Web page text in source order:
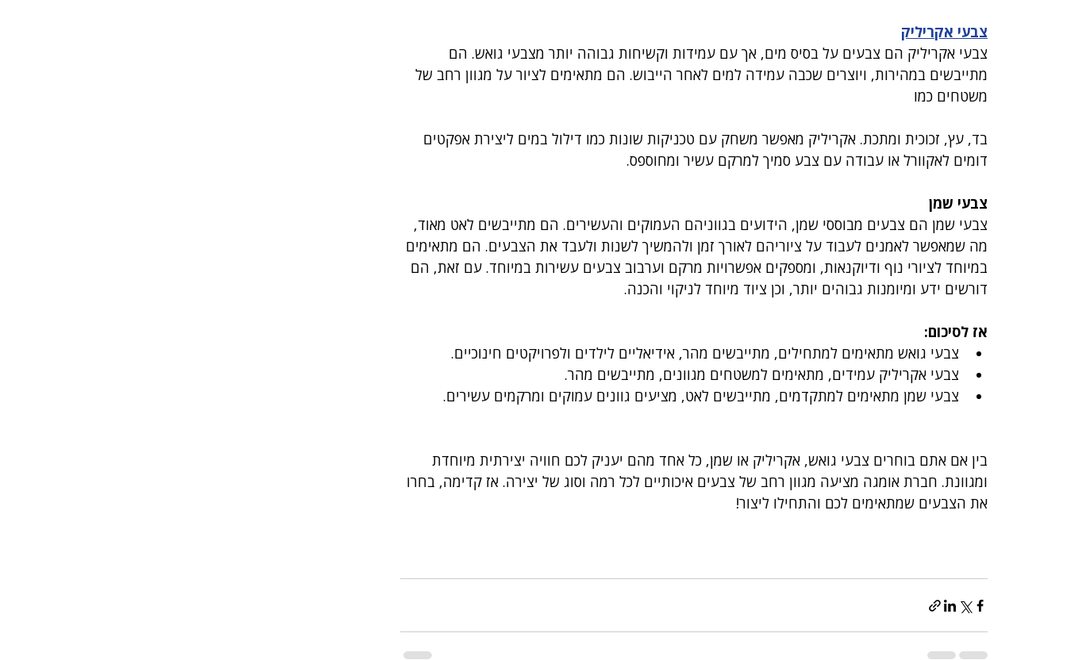
צבעי אקריליק
צבעי אקריליק הם צבעים על בסיס מים, אך עם עמידות וקשיחות גבוהה יותר מצבעי גואש. הם
מתייבשים במהירות, ויוצרים שכבה עמידה למים לאחר הייבוש. הם מתאימים לציור על מגוון רחב של
משטחים כמו
בד, עץ, זכוכית ומתכת. אקריליק מאפשר משחק עם טכניקות שונות כמו דילול במים ליצירת אפקטים
דומים לאקוורל או עבודה עם צבע סמיך למרקם עשיר ומחוספס.
צבעי שמן
צבעי שמן הם צבעים מבוססי שמן, הידועים בגווניהם העמוקים והעשירים. הם מתייבשים לאט מאוד,
מה שמאפשר לאמנים לעבוד על ציוריהם לאורך זמן ולהמשיך לשנות ולעבד את הצבעים. הם מתאימים
במיוחד לציורי נוף ודיוקנאות, ומספקים אפשרויות מרקם וערבוב צבעים עשירות במיוחד. עם זאת, הם
דורשים ידע ומיומנות גבוהים יותר, וכן ציוד מיוחד לניקוי והכנה.
אז לסיכום:
צבעי גואש מתאימים למתחילים, מתייבשים מהר, אידיאליים לילדים ולפרויקטים חינוכיים.
צבעי אקריליק עמידים, מתאימים למשטחים מגוונים, מתייבשים מהר.
צבעי שמן מתאימים למתקדמים, מתייבשים לאט, מציעים גוונים עמוקים ומרקמים עשירים.
בין אם אתם בוחרים צבעי גואש, אקריליק או שמן, כל אחד מהם יעניק לכם חוויה יצירתית מיוחדת
ומגוונת. חברת אומגה מציעה מגוון רחב של צבעים איכותיים לכל רמה וסוג של יצירה. אז קדימה, בחרו
את הצבעים שמתאימים לכם והתחילו ליצור!